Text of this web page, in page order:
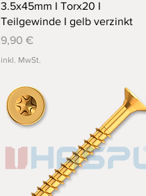
3.5x45mm I Torx20 I
Teilgewinde I gelb verzinkt
Preis
9,90 €
inkl. MwSt.